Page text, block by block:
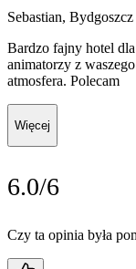
Sebastian,
Bardzo fajny hotel
animatorzy z
atmosfera. Polecam
Więcej
6.0/6
Czy ta opinia była